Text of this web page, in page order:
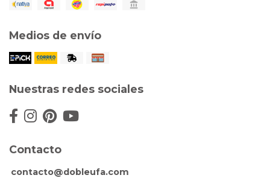
Medios de envío
Nuestras redes sociales
Contacto
contacto@dobleufa.com